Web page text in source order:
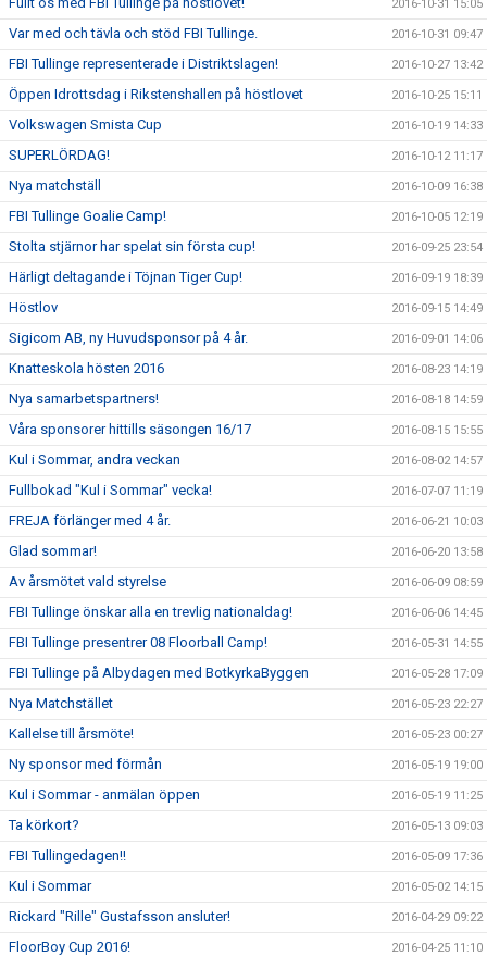
2016-10-31 15:05
Var med och tävla och stöd FBI Tullinge. 2016-10-31 09:47
FBI Tullinge representerade i Distriktslagen! 2016-10-27 13:42
Öppen Idrottsdag i Rikstenshallen på höstlovet 2016-10-25 15:11
Volkswagen Smista Cup 2016-10-19 14:33
SUPERLÖRDAG! 2016-10-12 11:17
Nya matchställ 2016-10-09 16:38
FBI Tullinge Goalie Camp! 2016-10-05 12:19
Stolta stjärnor har spelat sin första cup! 2016-09-25 23:54
Härligt deltagande i Töjnan Tiger Cup! 2016-09-19 18:39
Höstlov 2016-09-15 14:49
Sigicom AB, ny Huvudsponsor på 4 år. 2016-09-01 14:06
Knatteskola hösten 2016 2016-08-23 14:19
Nya samarbetspartners! 2016-08-18 14:59
Våra sponsorer hittills säsongen 16/17 2016-08-15 15:55
Kul i Sommar, andra veckan 2016-08-02 14:57
Fullbokad "Kul i Sommar" vecka! 2016-07-07 11:19
FREJA förlänger med 4 år. 2016-06-21 10:03
Glad sommar! 2016-06-20 13:58
Av årsmötet vald styrelse 2016-06-09 08:59
FBI Tullinge önskar alla en trevlig nationaldag! 2016-06-06 14:45
FBI Tullinge presentrer 08 Floorball Camp! 2016-05-31 14:55
FBI Tullinge på Albydagen med BotkyrkaByggen 2016-05-28 17:09
Nya Matchstället 2016-05-23 22:27
Kallelse till årsmöte! 2016-05-23 00:27
Ny sponsor med förmån 2016-05-19 19:00
Kul i Sommar - anmälan öppen 2016-05-19 11:25
Ta körkort? 2016-05-13 09:03
FBI Tullingedagen!! 2016-05-09 17:36
Kul i Sommar 2016-05-02 14:15
Rickard "Rille" Gustafsson ansluter! 2016-04-29 09:22
FloorBoy Cup 2016! 2016-04-25 11:10